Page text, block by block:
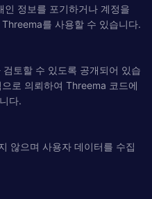
정보를 포기하거나 계정을
를 사용할 수 있습니다.
토할 수 있도록 공개되어 있습
로 의뢰하여 Threema 코드에
다.
않으며 사용자 데이터를 수집